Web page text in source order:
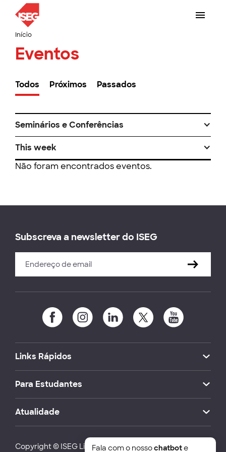
Início
Eventos
Todos Próximos Passados
Seminários e Conferências
This week
Não foram encontrados eventos.
Subscreva a newsletter do ISEG
Links Rápidos
Para Estudantes
Atualidade
Copyright © ISEG Lisbon School of Economics and
Fala com o nossochatbote